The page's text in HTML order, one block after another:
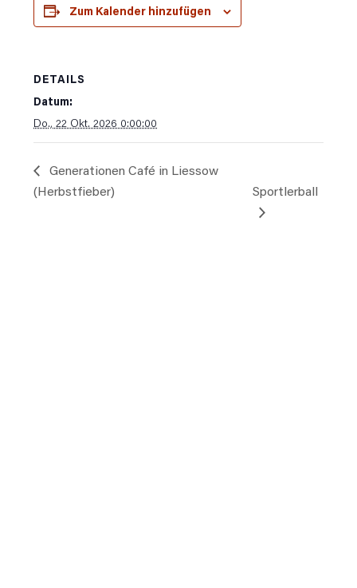
Zum Kalender hinzufügen
DETAILS
Datum:
Do., 22 Okt. 2026 0:00:00
Generationen Café in Liessow
(Herbstfieber)
Sportlerball